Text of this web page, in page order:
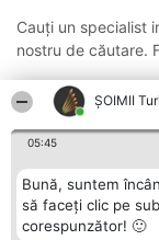
ȘOIMII
05:45
Bună, suntem
să faceți clic pe
corespunzător! 🙂
Cauți un specialist
nostru de căutare.